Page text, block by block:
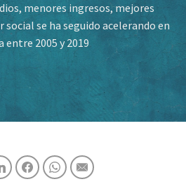
menores ingresos, mejores
social se ha seguido acelerando en
entre 2005 y 2019